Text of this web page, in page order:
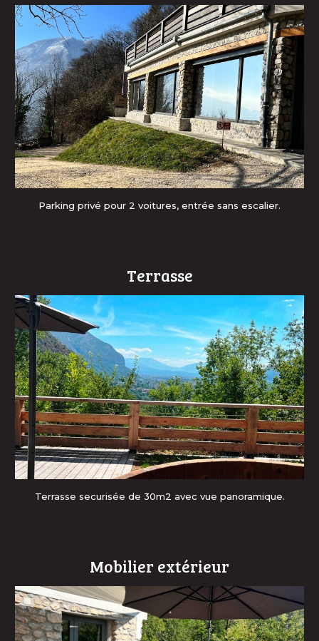
Parking privé pour 2 voitures, entrée sans escalier.
Terrasse
Terrasse securisée de 30m2 avec vue panoramique.
Mobilier extérieur